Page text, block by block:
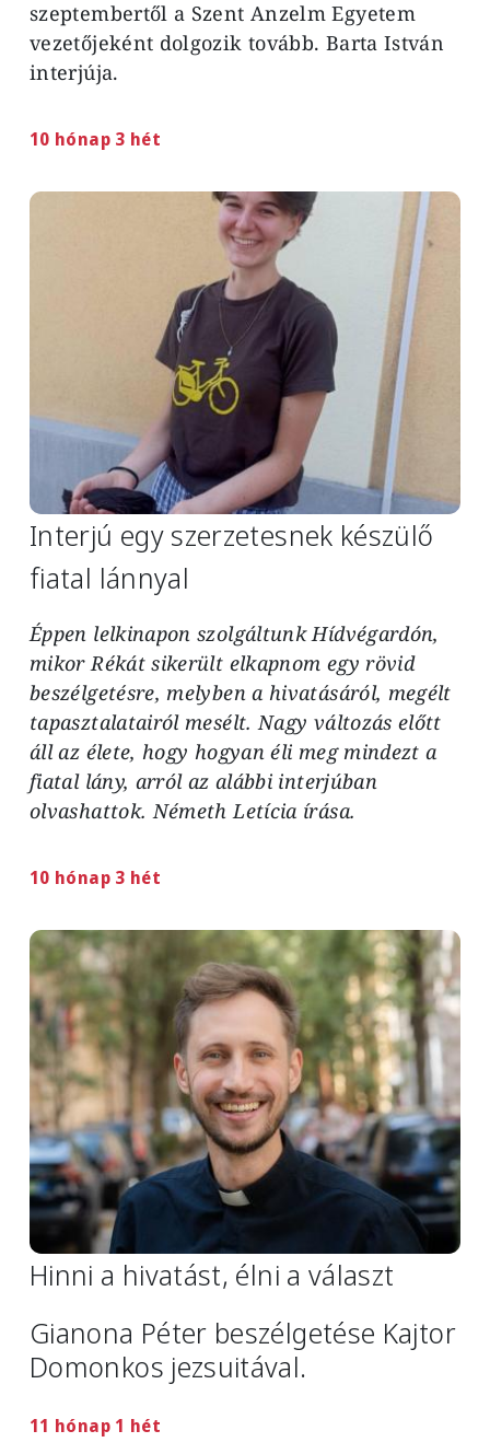
szeptembertől a Szent Anzelm Egyetem
vezetőjeként dolgozik tovább. Barta István
interjúja.
10 hónap 3 hét
Image
Interjú egy szerzetesnek készülő
fiatal lánnyal
Éppen lelkinapon szolgáltunk Hídvégardón,
mikor Rékát sikerült elkapnom egy rövid
beszélgetésre, melyben a hivatásáról, megélt
tapasztalatairól mesélt. Nagy változás előtt
áll az élete, hogy hogyan éli meg mindezt a
fiatal lány, arról az alábbi interjúban
olvashattok. Németh Letícia írása.
10 hónap 3 hét
Image
Hinni a hivatást, élni a választ
Gianona Péter beszélgetése Kajtor
Domonkos jezsuitával.
11 hónap 1 hét